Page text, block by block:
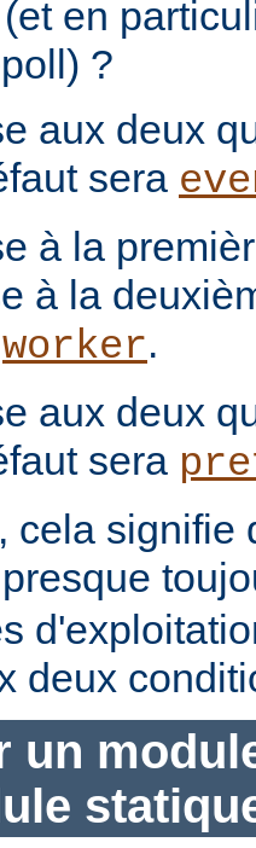
en
?
aux deux
sera
à la
à la
worker.
aux deux
sera
cela signifie
deux
un